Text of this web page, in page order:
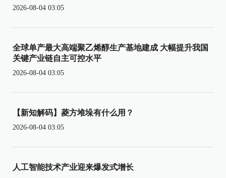
2026-08-04 03:05
全球单产最大高端聚乙烯醇生产基地建成 大幅提升我国
关键产业链自主可控水平
2026-08-04 03:05
【新知解码】菱方堆垛有什么用？
2026-08-04 03:05
人工智能技术产业迎来爆发式增长